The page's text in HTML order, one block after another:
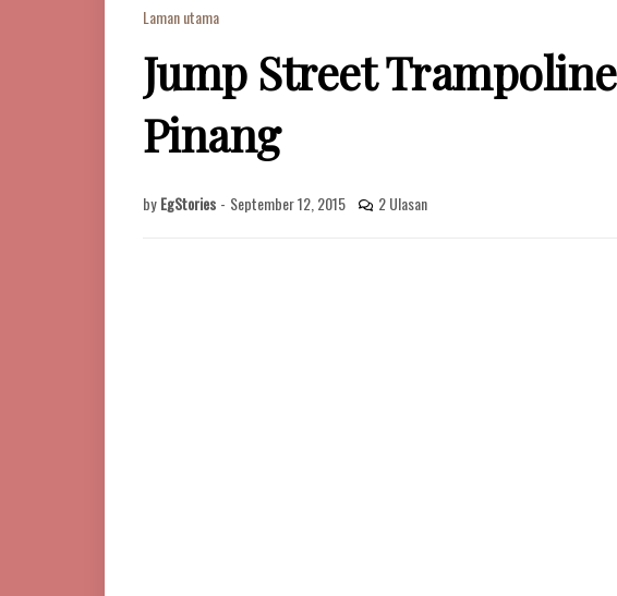
Laman utama
Jump Street
Pinang
by EgStories - September 12, 2015 2 Ulasan